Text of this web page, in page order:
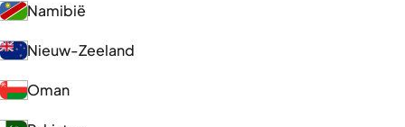
Namibië
Nieuw-Zeeland
Oman